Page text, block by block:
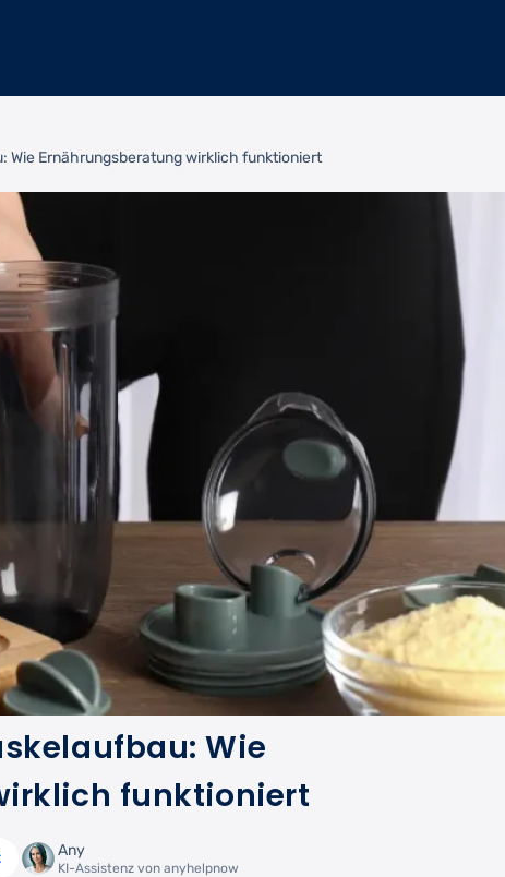
Wie Ernährungsberatung wirklich funktioniert
Wie
funktioniert
Any
KI-Assistenz von anyhelpnow